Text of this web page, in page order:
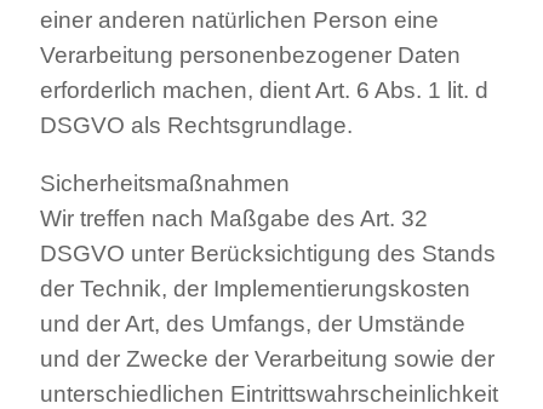
einer anderen natürlichen Person eine
Verarbeitung personenbezogener Daten
erforderlich machen, dient Art. 6 Abs. 1 lit. d
DSGVO als Rechtsgrundlage.
Sicherheitsmaßnahmen
Wir treffen nach Maßgabe des Art. 32
DSGVO unter Berücksichtigung des Stands
der Technik, der Implementierungskosten
und der Art, des Umfangs, der Umstände
und der Zwecke der Verarbeitung sowie der
unterschiedlichen Eintrittswahrscheinlichkeit